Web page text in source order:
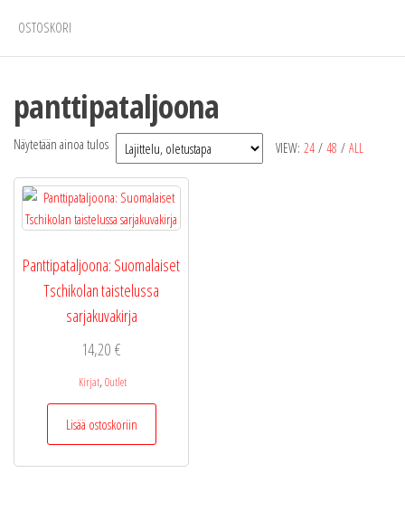
OSTOSKORI
panttipataljoona
VIEW: 24 / 48 / ALL
Näytetään ainoa tulos
Panttipataljoona: Suomalaiset
Tschikolan taistelussa
sarjakuvakirja
14,20€
Kirjat, Outlet
Lisää ostoskoriin